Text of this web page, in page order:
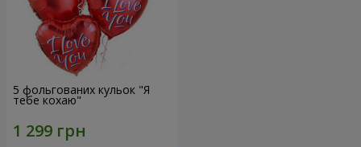
5 фольгованих кульок "Я
тебе кохаю"